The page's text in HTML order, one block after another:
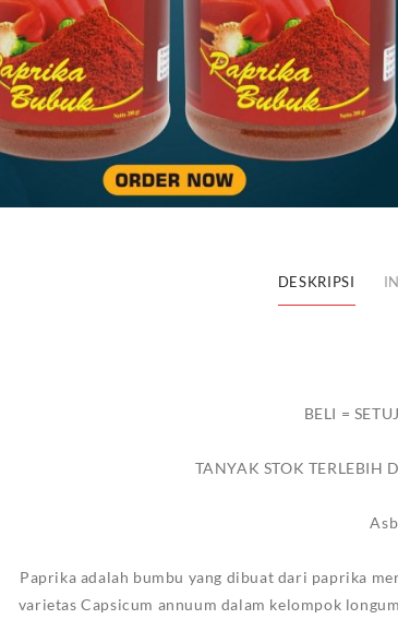
DESKRIPSI
BELI =
TANYAK STOK TERLEBIH
Paprika adalah bumbu yang dibuat dari paprika
varietas Capsicum annuum dalam kelompok